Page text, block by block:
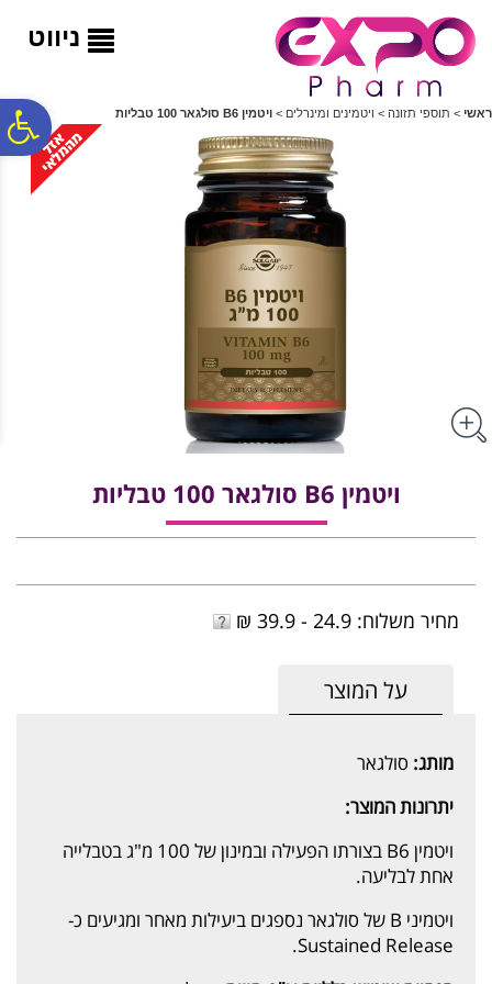
ניווט
ראשי > תוספי תזונה > ויטמינים ומינרלים > ויטמין B6 סולגאר 100 טבליות
ויטמין B6 סולגאר 100 טבליות
מחיר משלוח: 24.9 - 39.9 ₪
על המוצר
מותג: סולגאר
יתרונות המוצר:
ויטמין B6 בצורתו הפעילה ובמינון של 100 מ"ג בטבלייה
אחת לבליעה.
ויטמיני B של סולגאר נספגים ביעילות מאחר ומגיעים כ-
Sustained Release.